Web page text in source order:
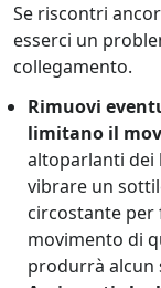
Se riscontri
esserci un
collegamento.
Rimuovi
limitano il
altoparlanti dei
vibrare un
circostante per
movimento di
produrrà alcun